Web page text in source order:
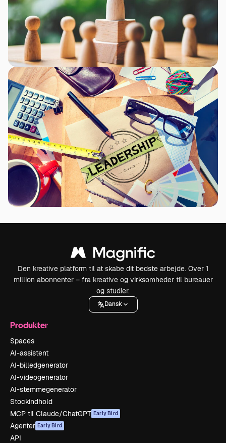
Den kreative platform til at skabe dit bedste arbejde. Over 1
million abonnenter – fra kreative og virksomheder til bureauer
og studier.
Dansk
Produkter
Spaces
AI-assistent
AI-billedgenerator
AI-videogenerator
AI-stemmegenerator
Stockindhold
MCP til Claude/ChatGPT Early Bird
Agenter Early Bird
API